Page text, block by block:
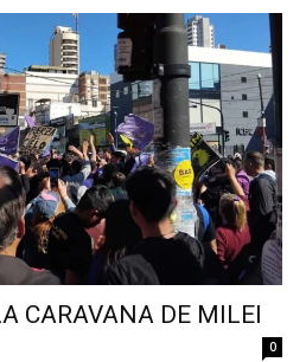
CARAVANA DE MILEI
0